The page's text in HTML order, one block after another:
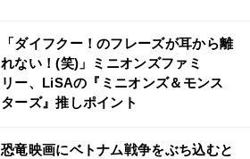
「ダイフクー！のフレーズが耳から離
れない！(笑)」ミニオンズファミ
リー、LiSAの『ミニオンズ＆モンス
ターズ』推しポイント
恐竜映画にベトナム戦争をぶち込むと